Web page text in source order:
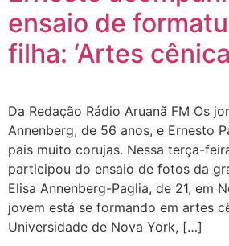
ensaio de
filha: ‘Artes
Da Redação Rádio Aruanã FM Os
Annenberg, de 56 anos, e Ernesto
pais muito corujas. Nessa terça-
participou do ensaio de fotos da
Elisa Annenberg-Paglia, de 21, em
jovem está se formando em artes
Universidade de Nova York, […]